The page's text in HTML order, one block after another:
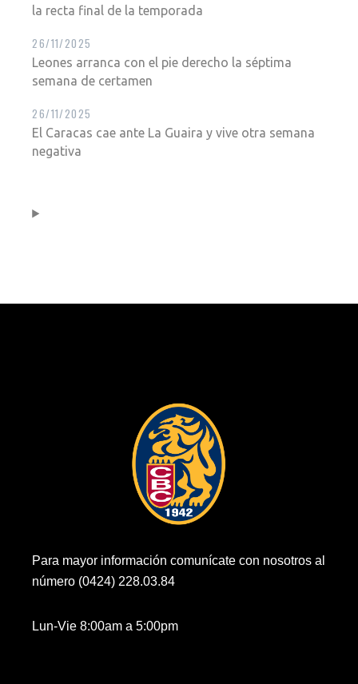
la recta final de la temporada
Leones arranca con el pie derecho la séptima
semana de certamen
26/11/2025
El Caracas cae ante La Guaira y vive otra semana
negativa
26/11/2025
Para mayor información comunícate con nosotros al
número (0424) 228.03.84
Lun-Vie 8:00am a 5:00pm